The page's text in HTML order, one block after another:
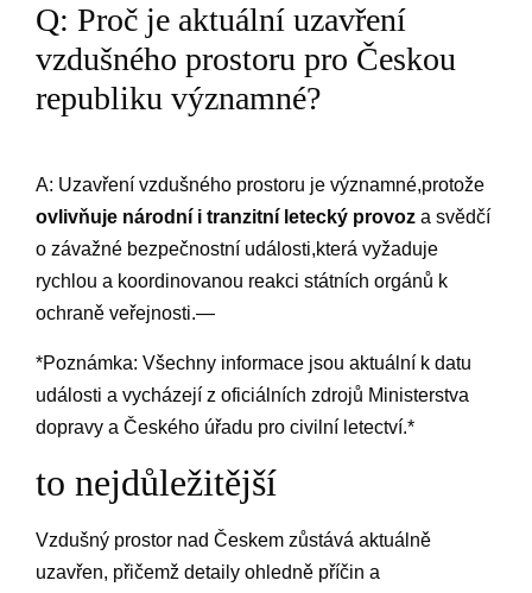
Q: Proč ⁤je aktuální ‍uzavření​
vzdušného prostoru pro Českou
⁣republiku‌ významné?
A: Uzavření vzdušného prostoru ⁣je významné,protože
ovlivňuje ⁣národní i‌ tranzitní letecký provoz ‍a svědčí
o závažné bezpečnostní události,která ⁤vyžaduje
rychlou a koordinovanou reakci ⁤státních orgánů ⁤k
ochraně veřejnosti.—
*Poznámka: ⁤Všechny informace jsou aktuální‌ k datu
události⁤ a ‌vycházejí z oficiálních zdrojů Ministerstva
dopravy a Českého úřadu⁣ pro civilní letectví.* ⁤
to nejdůležitější
Vzdušný prostor nad Českem zůstává aktuálně
uzavřen, ⁤přičemž detaily‍ ohledně ‌příčin ​a